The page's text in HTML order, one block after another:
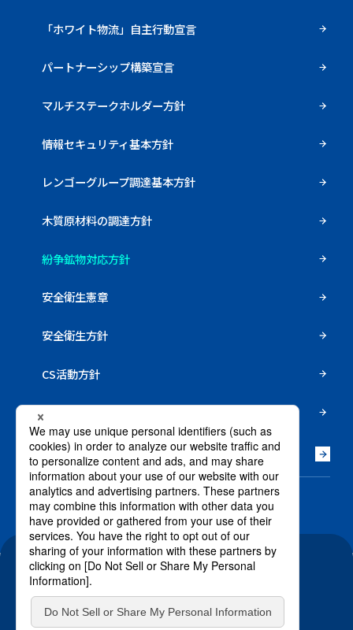
「ホワイト物流」自主行動宣言
パートナーシップ構築宣言
マルチステークホルダー方針
情報セキュリティ基本方針
レンゴーグループ調達基本方針
木質原材料の調達方針
紛争鉱物対応方針
安全衛生憲章
安全衛生方針
CS活動方針
レンゴーはつらつ健康宣言
沿革
電子公告 サイトのご利用条件個人情報保護基本方針
特定個人情報保護基本方針
/ @RENGO-